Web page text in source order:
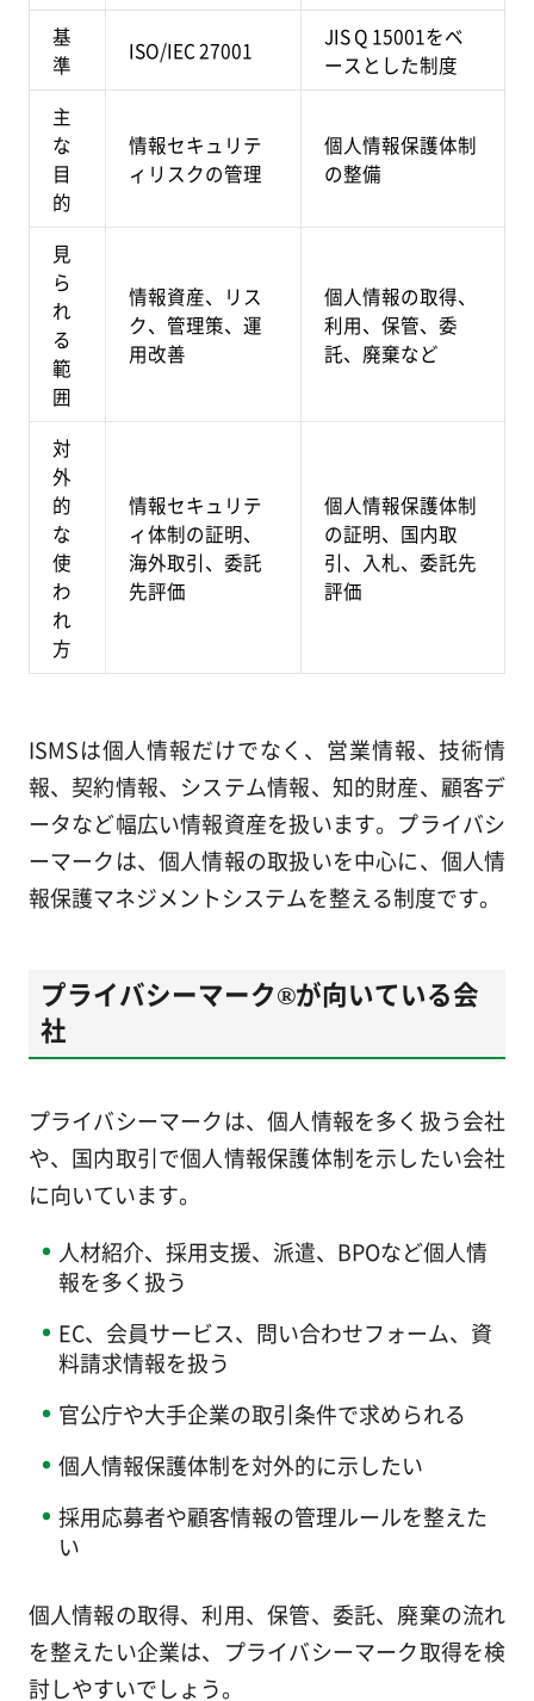
基
準
ISO/IEC 27001
JIS Q 15001をベ
ースとした制度
主
な
目
的
情報セキュリテ
ィリスクの管理
個人情報保護体制
の整備
見
ら
れ
る
範
囲
情報資産、リス
ク、管理策、運
用改善
個人情報の取得、
利用、保管、委
託、廃棄など
対
外
的
な
使
わ
れ
方
情報セキュリテ
ィ体制の証明、
海外取引、委託
先評価
個人情報保護体制
の証明、国内取
引、入札、委託先
評価
ISMSは個人情報だけでなく、営業情報、技術情
報、契約情報、システム情報、知的財産、顧客デ
ータなど幅広い情報資産を扱います。プライバシ
ーマークは、個人情報の取扱いを中心に、個人情
報保護マネジメントシステムを整える制度です。
プライバシーマーク®が向いている会
社
プライバシーマークは、個人情報を多く扱う会社
や、国内取引で個人情報保護体制を示したい会社
に向いています。
人材紹介、採用支援、派遣、BPOなど個人情
報を多く扱う
EC、会員サービス、問い合わせフォーム、資
料請求情報を扱う
官公庁や大手企業の取引条件で求められる
個人情報保護体制を対外的に示したい
採用応募者や顧客情報の管理ルールを整えた
い
個人情報の取得、利用、保管、委託、廃棄の流れ
を整えたい企業は、プライバシーマーク取得を検
討しやすいでしょう。